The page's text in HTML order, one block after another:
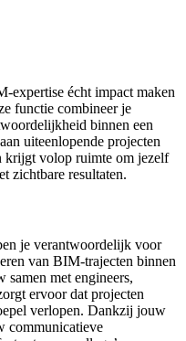
écht impact maken
functie combineer je
binnen een
uiteenlopende projecten
krijgt volop ruimte om jezelf
zichtbare resultaten.
je verantwoordelijk voor
van BIM-trajecten binnen
samen met engineers,
ervoor dat projecten
verlopen. Dankzij jouw
communicatieve